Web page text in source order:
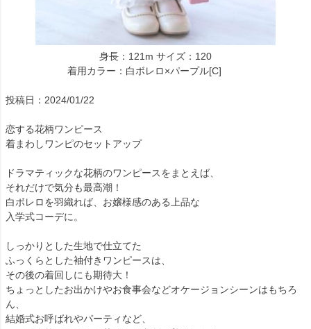
身長：121m サイズ：120
着用カラー：白ボレロ×パープル[C]
投稿日：2024/01/22
恋する花柄ワンピース
着まわしワンピのセットアップ
ドラマティックな花柄のワンピースをまとえば、
それだけで気分も最高潮！
白ボレロを羽織れば、お嬢様感のある上品な
入学式コーデに。
しっかりとした生地で仕立てた
ふっくらとした袖付きワンピースは、
その後の着回しにも期待大！
ちょっとしたお出かけやお食事会などオケージョンシーンはもちろ
ん、
結婚式お呼ばれやパーティなど、